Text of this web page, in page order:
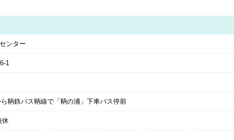
ンター
1
鞆鉄バス鞆線で「鞆の浦」下車バス停前
休